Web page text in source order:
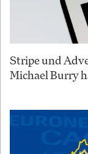
Stripe und
Michael Burry